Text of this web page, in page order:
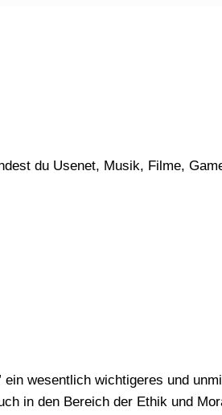
du Usenet, Musik, Filme,
wesentlich wichtigeres und
in den Bereich der Ethik und